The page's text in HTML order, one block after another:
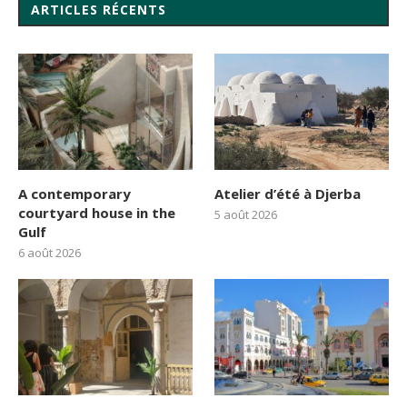
ARTICLES RÉCENTS
A contemporary
courtyard house in the
Gulf
6 août 2026
Atelier d’été à Djerba
5 août 2026